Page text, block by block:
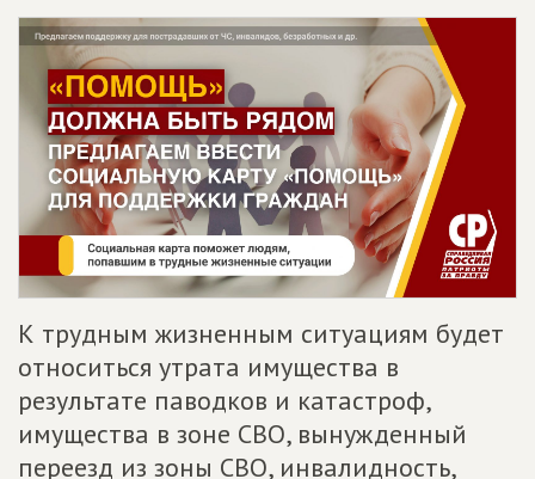
К трудным жизненным ситуациям будет
относиться утрата имущества в
результате паводков и катастроф,
имущества в зоне СВО, вынужденный
переезд из зоны СВО, инвалидность,